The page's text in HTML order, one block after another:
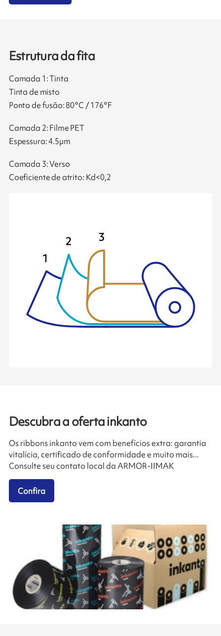
Estrutura da fita
Camada 1: Tinta
Tinta de misto
Ponto de fusão: 80°C / 176°F
Camada 2: Filme PET
Espessura: 4.5µm
Camada 3: Verso
Coeficiente de atrito: Kd<0,2
Descubra a oferta inkanto
Os ribbons inkanto vem com benefícios extra: garantia
vitalícia, certificado de conformidade e muito mais...
Consulte seu contato local da ARMOR-IIMAK
Confira